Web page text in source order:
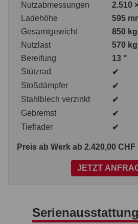
Nutzabmessungen
2.510
Ladehöhe
595
Gesamtgewicht
850 kg
Nutzlast
570 kg
Bereifung
13 "
Stützrad
✔
Stoßdämpfer
✔
Stahlblech verzinkt
✔
Gebremst
✔
Tieflader
✔
Preis ab Werk ab 2.420,00 CHF
JETZT
Serienausstattung